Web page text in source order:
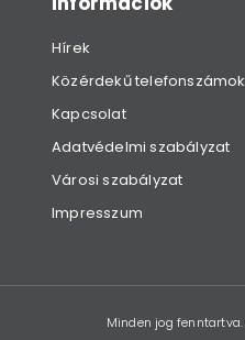
Hírek
Közérdekű telefonszámok
Kapcsolat
Adatvédelmi szabályzat
Városi szabályzat
Impresszum
Minden jog